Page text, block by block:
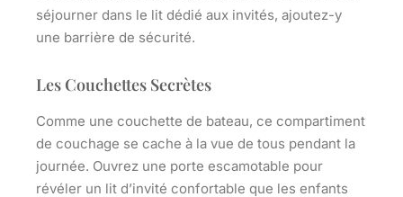
séjourner dans le lit dédié aux invités, ajoutez-y
une barrière de sécurité.
Les Couchettes Secrètes
Comme une couchette de bateau, ce compartiment
de couchage se cache à la vue de tous pendant la
journée. Ouvrez une porte escamotable pour
révéler un lit d’invité confortable que les enfants